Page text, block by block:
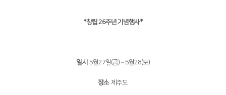
*창립 26주년 기념행사*
일시 5월27일(금) ~ 5월28(토)
장소제주도